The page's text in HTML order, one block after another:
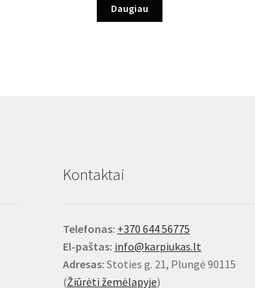
Daugiau
Kontaktai
Telefonas: +370 644 56775
El-paštas: info@karpiukas.lt
Adresas: Stoties g. 21, Plungė 90115
(Žiūrėti žemėlapyje)